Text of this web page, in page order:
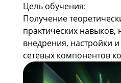
Цель обучения:
Получение
практических
внедрения, настройки
сетевых компонентов